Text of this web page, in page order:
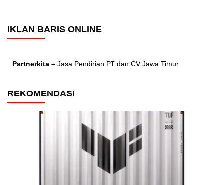
IKLAN BARIS ONLINE
Partnerkita – Jasa Pendirian PT dan CV Jawa Timur
REKOMENDASI